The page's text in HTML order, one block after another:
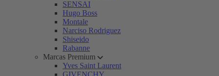
SENSAI
Hugo Boss
Montale
Narciso Rodriguez
Shiseido
Rabanne
Marcas Premium
Yves Saint Laurent
GIVENCHY